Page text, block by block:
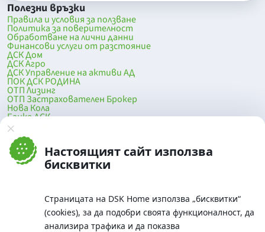
Настоящият сайт използва
бисквитки
Страницата на DSK Home използва „бисквитки“
(cookies), за да подобри своята функционалност, да
анализира трафика и да показва
Полезни връзки
Правила и условия за ползване
Политика за поверителност
Обработване на лични данни
Финансови услуги от разстояние
ДСК Дом
ДСК Агро
ДСК Управление на активи АД
ПОК ДСК РОДИНА
ОТП Лизинг
ОТП Застрахователен Брокер
Нова Кола
Банка ДСК
DSK Mobile
Оферти за продажба от Банка ДСК
Клонова мрежа и банкомати
До началото на страницата